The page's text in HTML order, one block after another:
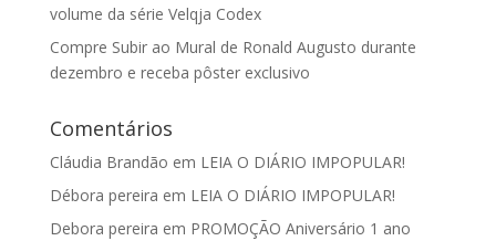
volume da série Velqja Codex
Compre Subir ao Mural de Ronald Augusto durante
dezembro e receba pôster exclusivo
Comentários
Cláudia Brandão em LEIA O DIÁRIO IMPOPULAR!
Débora pereira em LEIA O DIÁRIO IMPOPULAR!
Debora pereira em PROMOÇÃO Aniversário 1 ano